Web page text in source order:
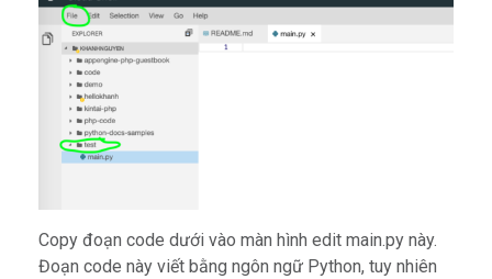
Copy đoạn code dưới vào màn hình edit main.py này.
Đoạn code này viết bằng ngôn ngữ Python, tuy nhiên